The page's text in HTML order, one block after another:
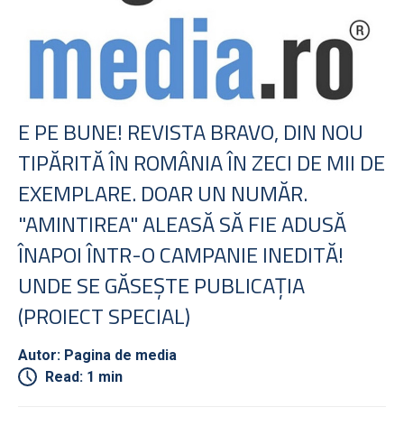
E PE BUNE! REVISTA BRAVO, DIN NOU
TIPĂRITĂ ÎN ROMÂNIA ÎN ZECI DE MII DE
EXEMPLARE. DOAR UN NUMĂR.
"AMINTIREA" ALEASĂ SĂ FIE ADUSĂ
ÎNAPOI ÎNTR-O CAMPANIE INEDITĂ!
UNDE SE GĂSEŞTE PUBLICAŢIA
(PROIECT SPECIAL)
Autor: Pagina de media
Read: 1 min